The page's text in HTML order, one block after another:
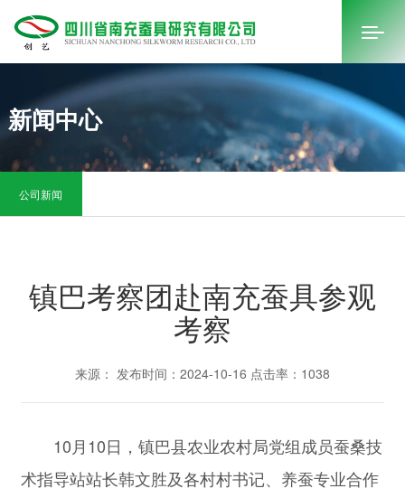
首页
关于我们
视频中心
联系我们
购买
新闻中心
公司新闻
镇巴考察团赴南充蚕具参观
考察
来源： 发布时间：2024-10-16 点击率：1038
10月10日，镇巴县农业农村局党组成员蚕桑技
术指导站站长韩文胜及各村村书记、养蚕专业合作